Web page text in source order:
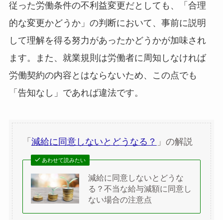
従った労働条件の不利益変更だとしても、「合理
的な変更かどうか」の判断において、事前に説明
して理解を得る努力があったかどうかが加味され
ます。また、就業規則は労働者に周知しなければ
労働契約の内容とはならないため、この点でも
「告知なし」であれば違法です。
「 減給に同意しないとどうなる？ 」の解説
あわせて読みたい
減給に同意しないとどうな
る？不当な給与減額に同意し
ない場合の注意点